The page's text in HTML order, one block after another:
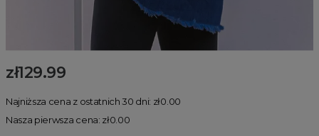
zł129.99
Najniższa cena z ostatnich 30 dni: zł0.00
Nasza pierwsza cena: zł0.00